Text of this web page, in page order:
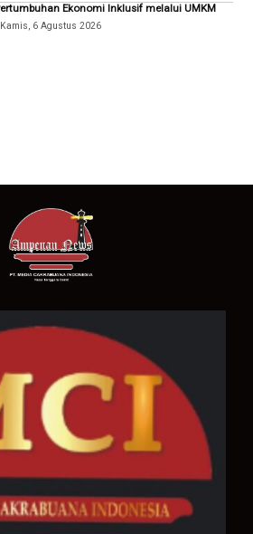
Ekonomi Inklusif melalui UMKM
Kamis, 6 Agustus 2026